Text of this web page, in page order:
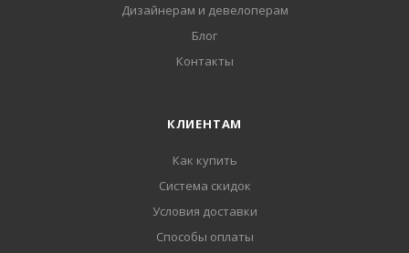
Дизайнерам и девелоперам
Блог
Контакты
КЛИЕНТАМ
Как купить
Система скидок
Условия доставки
Способы оплаты